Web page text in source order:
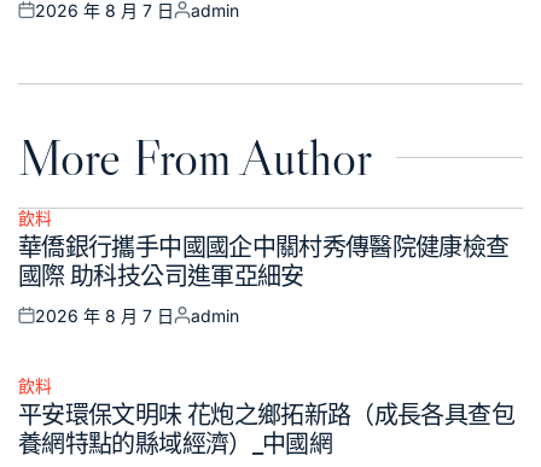
Posted
2026 年 8 月 7 日
Posted
admin
More From Author
Posted
in
飲料
華僑銀行攜手中國國企中關村秀傳醫院健康檢查
國際 助科技公司進軍亞細安
Posted
2026 年 8 月 7 日
Posted
admin
Posted
in
飲料
平安環保文明味 花炮之鄉拓新路（成長各具查包
養網特點的縣域經濟）_中國網